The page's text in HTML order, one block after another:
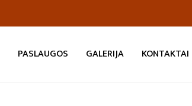
PASLAUGOS GALERIJA KONTAKTAI